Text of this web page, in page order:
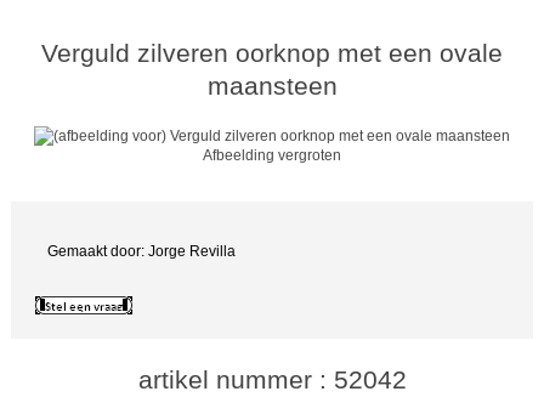
Verguld zilveren oorknop met een ovale
maansteen
Afbeelding vergroten
Gemaakt door: Jorge Revilla
artikel nummer : 52042